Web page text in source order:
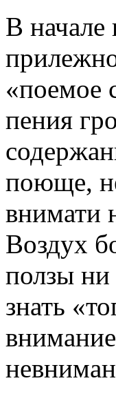
В начале
«поемое
пения
поюще,
внимати
Воздух
ползы ни
знать